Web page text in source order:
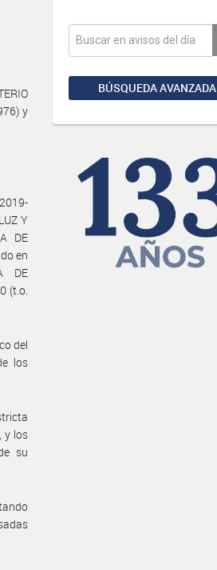
BÚSQUEDA AVANZADA
y
Y
DE
en
DE
(t.o.
del
los
y los
su